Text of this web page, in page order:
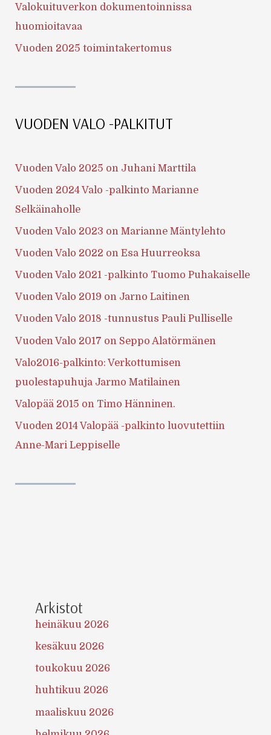
Valokuituverkon dokumentoinnissa
huomioitavaa
Vuoden 2025 toimintakertomus
VUODEN VALO -PALKITUT
Vuoden Valo 2025 on Juhani Marttila
Vuoden 2024 Valo -palkinto Marianne
Selkäinaholle
Vuoden Valo 2023 on Marianne Mäntylehto
Vuoden Valo 2022 on Esa Huurreoksa
Vuoden Valo 2021 -palkinto Tuomo Puhakaiselle
Vuoden Valo 2019 on Jarno Laitinen
Vuoden Valo 2018 -tunnustus Pauli Pulliselle
Vuoden Valo 2017 on Seppo Alatörmänen
Valo2016-palkinto: Verkottumisen
puolestapuhuja Jarmo Matilainen
Valopää 2015 on Timo Hänninen.
Vuoden 2014 Valopää -palkinto luovutettiin
Anne-Mari Leppiselle
Arkistot
heinäkuu 2026
kesäkuu 2026
toukokuu 2026
huhtikuu 2026
maaliskuu 2026